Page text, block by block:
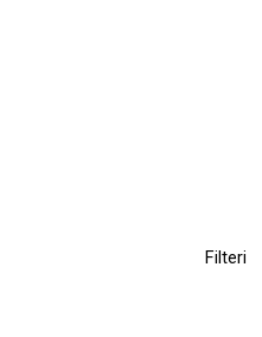
Filteri